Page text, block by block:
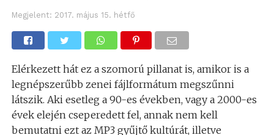
Megjelent: 2017. május 15. hétfő
Elérkezett hát ez a szomorú pillanat is, amikor is a
legnépszerűbb zenei fájlformátum megszűnni
látszik. Aki esetleg a 90-es években, vagy a 2000-es
évek elején cseperedett fel, annak nem kell
bemutatni ezt az MP3 gyűjtő kultúrát, illetve